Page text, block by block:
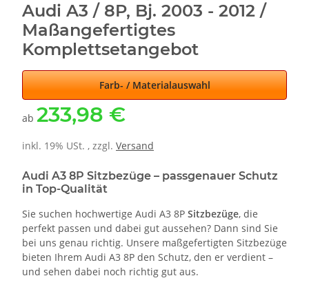
Audi A3 / 8P, Bj. 2003 - 2012 /
Maßangefertigtes
Komplettsetangebot
Farb- / Materialauswahl
ab 233,98 €
inkl. 19% USt. , zzgl. Versand
Audi A3 8P Sitzbezüge – passgenauer Schutz
in Top-Qualität
Sie suchen hochwertige Audi A3 8P Sitzbezüge, die
perfekt passen und dabei gut aussehen? Dann sind Sie
bei uns genau richtig. Unsere maßgefertigten Sitzbezüge
bieten Ihrem Audi A3 8P den Schutz, den er verdient –
und sehen dabei noch richtig gut aus.